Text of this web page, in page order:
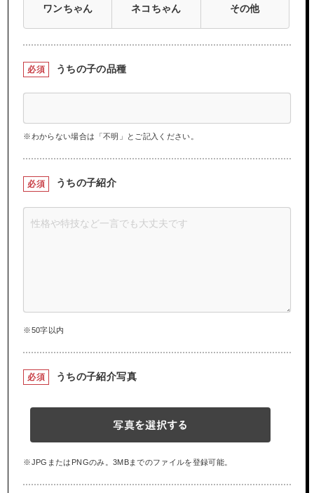
ワンちゃん ネコちゃん その他
必須 うちの子の品種
※わからない場合は「不明」とご記入ください。
必須 うちの子紹介
※50字以内
必須 うちの子紹介写真
写真を選択する
※JPGまたはPNGのみ。3MBまでのファイルを登録可能。